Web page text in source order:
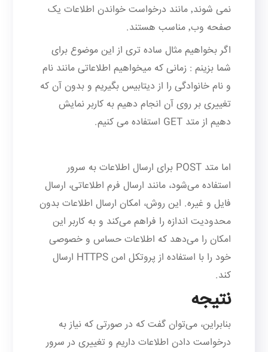
نمی شوند٬ مانند درخواست خواندن اطلاعات یک
صفحه وب٬ مناسب هستند.
اگر بخواهیم مثال ساده تری از این موضوع برای
شما بزینم : زمانی که میخواهیم اطلاعاتی مانند نام
و نام خانوادگی را از دیتابیس بگیریم و بدون آن که
تغییری بر روی آن انجام دهیم به کاربر نمایش
دهیم از متد GET استفاده می کنیم.
اما متد POST برای ارسال اطلاعات به سرور
استفاده می‌شود، مانند ارسال فرم اطلاعاتی، ارسال
فایل و غیره. این روش، امکان ارسال اطلاعات بدون
محدودیت اندازه را فراهم می‌کند و به کاربر این
امکان را می‌دهد که اطلاعات حساس و خصوصی
خود را با استفاده از پروتکل امن HTTPS ارسال
کند.
نتیجه
بنابراین، می‌توان گفت که در صورتی که نیاز به
درخواست دادن اطلاعات داریم و تغییری در سرور